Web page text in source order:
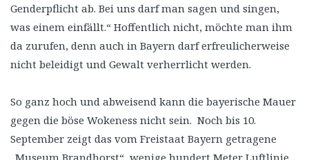
Genderpflicht ab. Bei uns darf man sagen und singen,
was einem einfällt.“ Hoffentlich nicht, möchte man ihm
da zurufen, denn auch in Bayern darf erfreulicherweise
nicht beleidigt und Gewalt verherrlicht werden.
So ganz hoch und abweisend kann die bayerische Mauer
gegen die böse Wokeness nicht sein. Noch bis 10.
September zeigt das vom Freistaat Bayern getragene
„Museum Brandhorst“, wenige hundert Meter Luftlinie